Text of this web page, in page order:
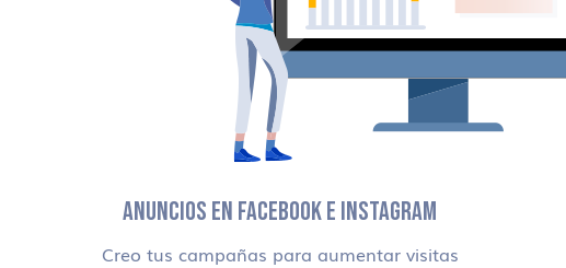
ANUNCIOS EN FACEBOOK E INSTAGRAM
Creo tus campañas para aumentar visitas